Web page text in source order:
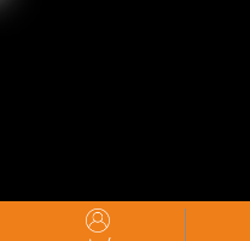
به پیشگام آرت می باشد.